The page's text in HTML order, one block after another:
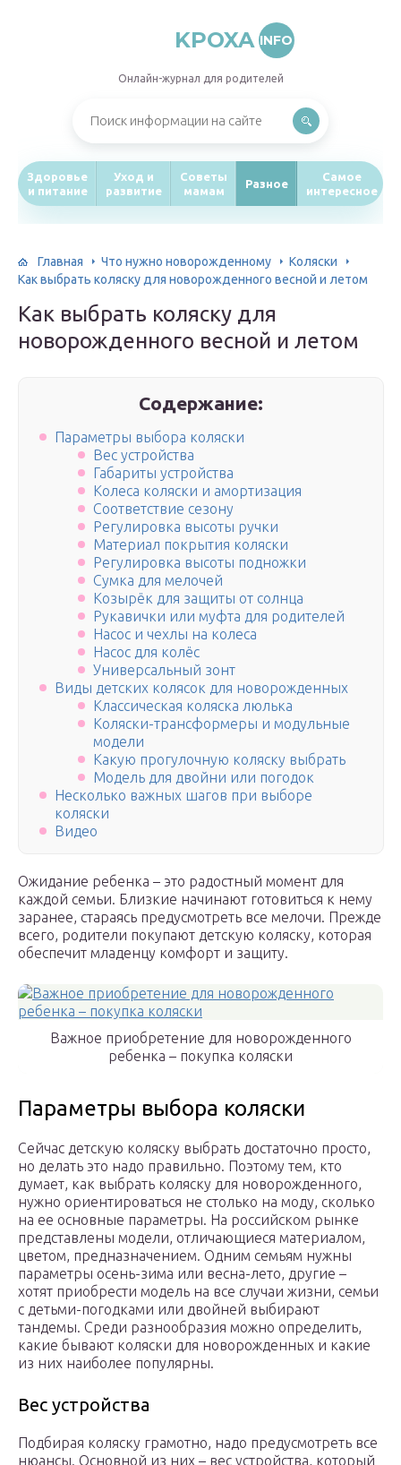
KPOXA INFO
Онлайн-журнал для родителей
Здоровье
и питание
Уход и
развитие
Советы
мамам
Разное
Самое
интересное
Главная Что нужно новорожденному
Коляски
Как выбрать коляску для новорожденного весной и летом
Как выбрать коляску для
новорожденного весной и летом
Содержание:
Параметры выбора коляски
Вес устройства
Габариты устройства
Колеса коляски и амортизация
Соответствие сезону
Регулировка высоты ручки
Материал покрытия коляски
Регулировка высоты подножки
Сумка для мелочей
Козырёк для защиты от солнца
Рукавички или муфта для родителей
Насос и чехлы на колеса
Насос для колёс
Универсальный зонт
Виды детских колясок для новорожденных
Классическая коляска люлька
Коляски-трансформеры и модульные
модели
Какую прогулочную коляску выбрать
Модель для двойни или погодок
Несколько важных шагов при выборе
коляски
Видео
Ожидание ребенка – это радостный момент для
каждой семьи. Близкие начинают готовиться к нему
заранее, стараясь предусмотреть все мелочи. Прежде
всего, родители покупают детскую коляску, которая
обеспечит младенцу комфорт и защиту.
Важное приобретение для новорожденного
ребенка – покупка коляски
Параметры выбора коляски
Сейчас детскую коляску выбрать достаточно просто,
но делать это надо правильно. Поэтому тем, кто
думает, как выбрать коляску для новорожденного,
нужно ориентироваться не столько на моду, сколько
на ее основные параметры. На российском рынке
представлены модели, отличающиеся материалом,
цветом, предназначением. Одним семьям нужны
параметры осень-зима или весна-лето, другие –
хотят приобрести модель на все случаи жизни, семьи
с детьми-погодками или двойней выбирают
тандемы. Среди разнообразия можно определить,
какие бывают коляски для новорожденных и какие
из них наиболее популярны.
Вес устройства
Подбирая коляску грамотно, надо предусмотреть все
нюансы. Основной из них – вес устройства, который